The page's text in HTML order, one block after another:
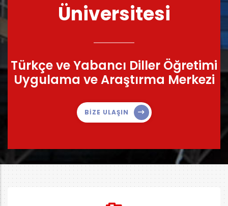
Üniversitesi
Türkçe ve Yabancı Diller Öğretimi
Uygulama ve Araştırma Merkezi
BİZE ULAŞIN